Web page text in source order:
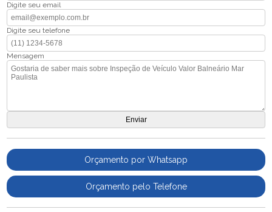
Digite seu email
Digite seu telefone
Mensagem
Orçamento por Whatsapp
Orçamento pelo Telefone